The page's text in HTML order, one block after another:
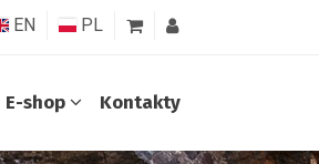
EN PL
E-shop Kontakty